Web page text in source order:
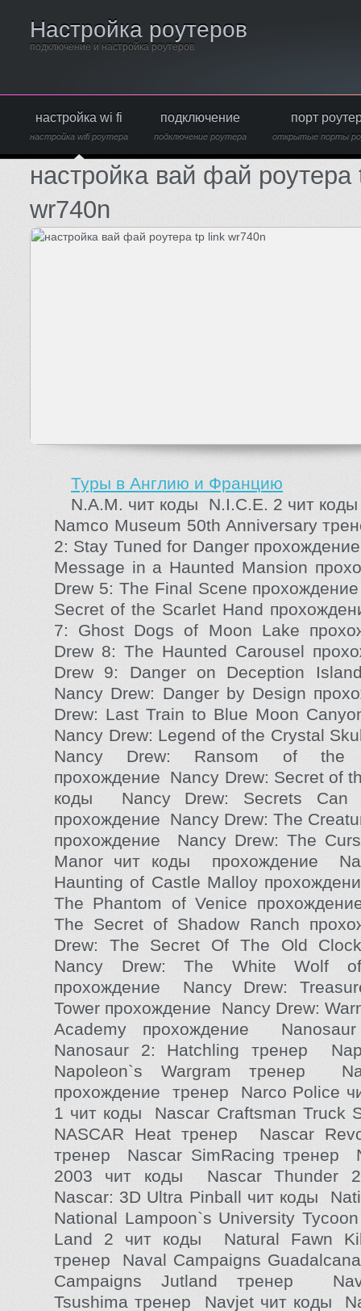
Настройка роутеров
подключение и настройка роутеров
настройка wi fi
настройка wifi роутера
подключение
подключение роутера
порт
открытые порты
настройка вай фай роутера
wr740n
Туры в Англию и Францию
N.A.M. чит коды N.I.C.E. 2 чит
Namco Museum 50th Anniversary
2: Stay Tuned for Danger
Message in a Haunted Mansion
Drew 5: The Final Scene
Secret of the Scarlet Hand
7: Ghost Dogs of Moon Lake
Drew 8: The Haunted Carousel
Drew 9: Danger on Deception
Nancy Drew: Danger by Design
Drew: Last Train to Blue Moon
Nancy Drew: Legend of the Crystal
Nancy Drew: Ransom of the
прохождение Nancy Drew: Secret of
коды Nancy Drew: Secrets Can
прохождение Nancy Drew: The
прохождение Nancy Drew: The
Manor чит коды прохождение
Haunting of Castle Malloy
The Phantom of Venice
The Secret of Shadow Ranch
Drew: The Secret Of The Old
Nancy Drew: The White Wolf
прохождение Nancy Drew:
Tower прохождение Nancy Drew:
Academy прохождение
Nanosaur 2: Hatchling тренер
Napoleon`s Wargram тренер
прохождение тренер Narco Police
1 чит коды Nascar Craftsman Truck
NASCAR Heat тренер Nascar
тренер Nascar SimRacing тренер
2003 чит коды Nascar Thunder
Nascar: 3D Ultra Pinball чит коды
National Lampoon`s University
Land 2 чит коды Natural Fawn
тренер Naval Campaigns
Campaigns Jutland тренер
Tsushima тренер Navjet чит коды